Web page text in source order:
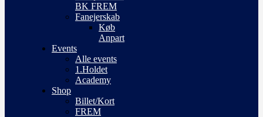
BK FREM
Fanejerskab
Køb
Anpart
Events
Alle events
1.Holdet
Academy
Shop
Billet/Kort
FREM